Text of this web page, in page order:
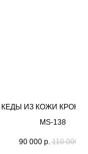
КЕДЫ ИЗ КОЖИ
MS-138
90 000 р. 110 000